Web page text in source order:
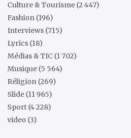
Culture & Tourisme (2 447)
Fashion (196)
Interviews (715)
Lyrics (18)
Médias & TIC (1 702)
Musique (5 564)
Réligion (269)
Slide (11 965)
Sport (4 228)
video (3)